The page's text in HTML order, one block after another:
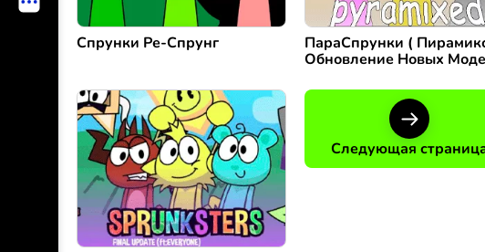
Спрунки Ре-Спрунг
ПараСпрунки (
Обновление Новых
Следующая